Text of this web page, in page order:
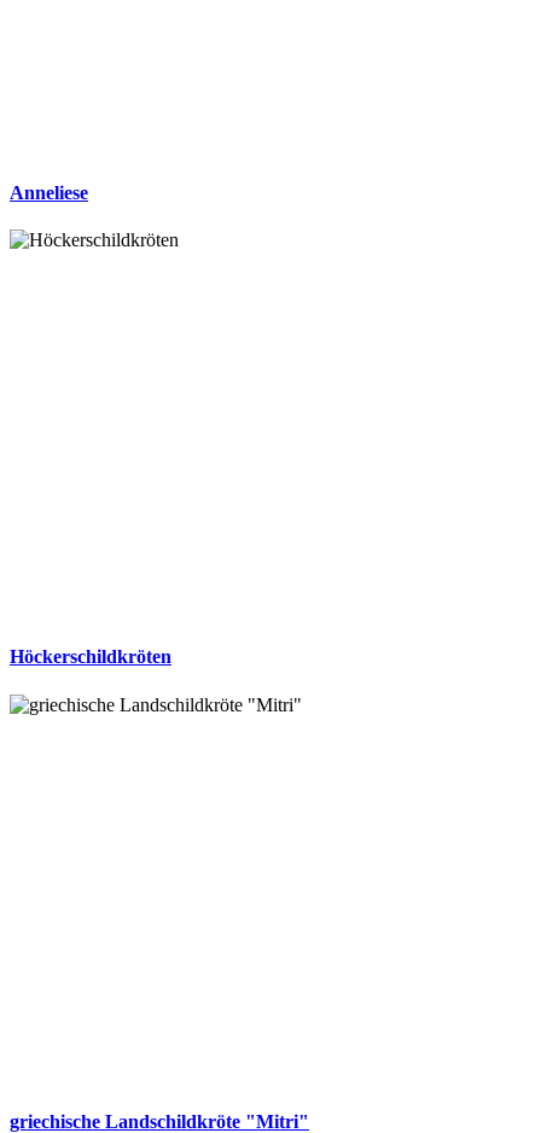
Anneliese
Höckerschildkröten
griechische Landschildkröte "Mitri"